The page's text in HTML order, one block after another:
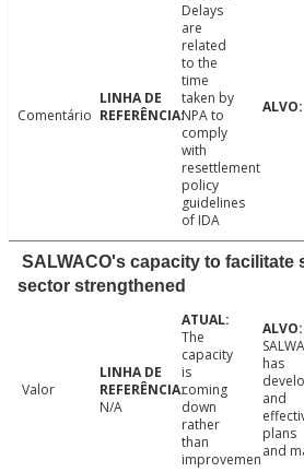
Comentário
Delays
are
related
to the
time
taken by
NPA to
comply
with
resettlement
policy
guidelines
of IDA
SALWACO's capacity to facilitate
sector strengthened
Valor
N/A
The
capacity
is
coming
down
rather
than
improvemen
has
and
plans
and